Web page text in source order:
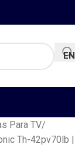
Para TV
Th-42pv70lb